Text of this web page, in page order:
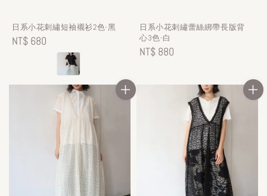
日系小花刺繡短袖襯衫2色-黑
Regular
NT$ 680
日系小花刺繡蕾絲綁帶長版背
心3色-白
Regular
NT$ 880